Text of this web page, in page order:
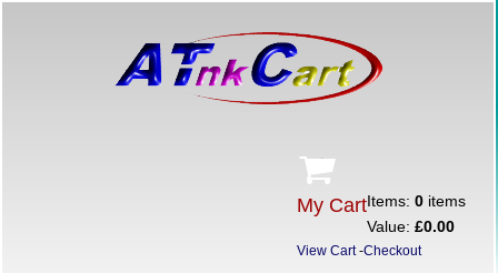
My CartItems:0 items
Value:£0.00
View Cart-Checkout